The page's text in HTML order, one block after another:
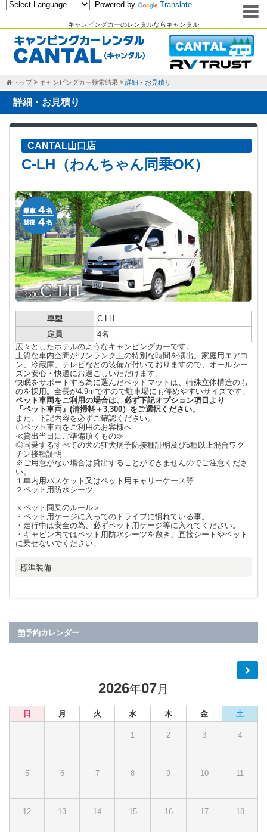
キャンピングカーのレンタルならキャンタル
Powered by Translate
トップ キャンピングカー検索結果 詳細・お見積り
詳細・お見積り
CANTAL山口店
C-LH（わんちゃん同乗OK）
車型
C-LH
定員
4名
広々としたホテルのようなキャンピングカーです。
上質な車内空間がワンランク上の特別な時間を演出。家庭用エアコ
ン、冷蔵庫、テレビなどの装備が付いておりますので、オールシー
ズン安心・快適にお過ごしいただけます。
快眠をサポートする為に選んだベッドマットは、特殊立体構造のも
のを採用。全長が4.9mですので駐車場にも停めやすいサイズです。
ペット車両をご利用の場合は、必ず下記オプション項目より
『ペット車両』(清掃料＋3,300）をご選択ください。
また、下記内容を必ずご確認ください。
〇ペット車両をご利用のお客様へ
≪貸出当日にご準備頂くもの≫
◎同乗するすべての犬の狂犬病予防接種証明及び5種以上混合ワク
チン接種証明
※ご用意がない場合は貸出することができませんのでご注意くださ
い。
１車内用バスケット又はペット用キャリーケース等
２ペット用防水シーツ
＜ペット同乗のルール＞
・ペット用ケージに入ってのドライブに慣れている事。
・走行中は安全の為、必ずペット用ケージ等に入れてください。
・キャビン内ではペット用防水シーツを敷き、直接シートやベット
に乗せないでください。
標準装備
予約カレンダー
2026年07月
日 月 火 水 木 金 土
1 2 3 4
5 6 7 8 9 10 11
12 13 14 15 16 17 18